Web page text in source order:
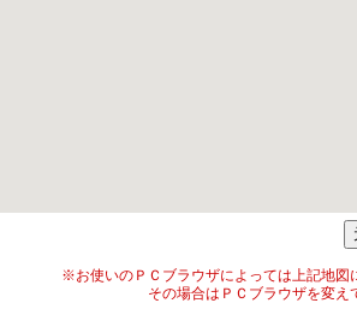
※お使いのＰＣブラウザによっては上記地図
その場合はＰＣブラウザを変